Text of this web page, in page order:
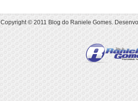
Copyright © 2011Blog do Raniele Gomes.